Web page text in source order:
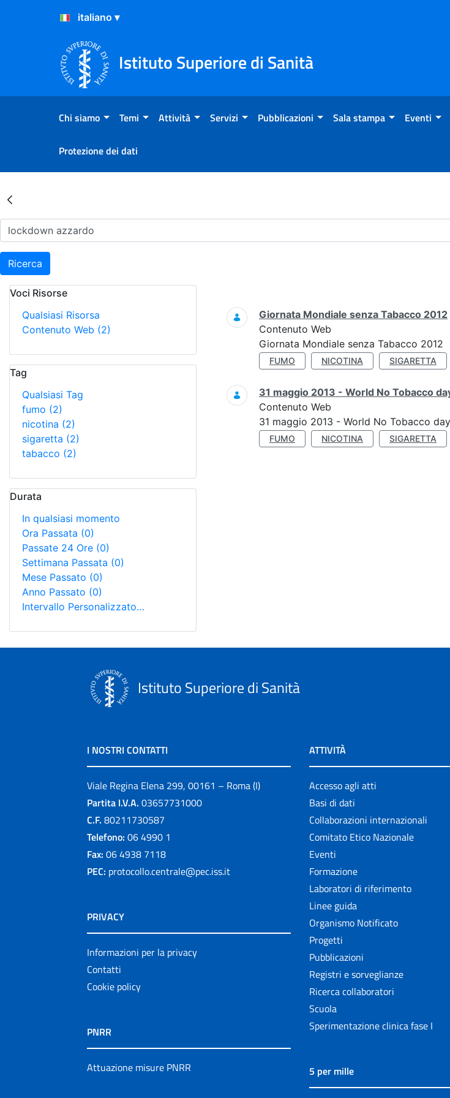
Salta al Contenuto
Salta al Footer
Istituto Superiore di Sanità
Chi siamo Temi Attività Servizi Pubblicazioni Sala stampa Eventi
Protezione dei dati
Risultati della Ricerca - Archivio
Ricerca
Voci Risorse
Qualsiasi Risorsa
Contenuto Web (2)
Tag
Qualsiasi Tag
fumo (2)
nicotina (2)
sigaretta (2)
tabacco (2)
Durata
In qualsiasi momento
Ora Passata (0)
Passate 24 Ore (0)
Settimana Passata (0)
Mese Passato (0)
Anno Passato (0)
Intervallo Personalizzato…
Ricerca
Giornata Mondiale senza Tabacco 2012
Contenuto Web
Giornata Mondiale senza Tabacco 2012
FUMO NICOTINA SIGARETTA
31 maggio 2013 - World No Tobacco
Contenuto Web
31 maggio 2013 - World No Tobacco
FUMO NICOTINA SIGARETTA
Istituto Superiore di Sanità
I NOSTRI CONTATTI
Viale Regina Elena 299, 00161 – Roma (I)
Partita I.V.A. 03657731000
C.F. 80211730587
Telefono: 06 4990 1
Fax: 06 4938 7118
PEC: protocollo.centrale@pec.iss.it
PRIVACY
Informazioni per la privacy
Contatti
Cookie policy
PNRR
Attuazione misure PNRR
ATTIVITÀ
Accesso agli atti
Basi di dati
Collaborazioni internazionali
Comitato Etico Nazionale
Eventi
Formazione
Laboratori di riferimento
Linee guida
Organismo Notificato
Progetti
Pubblicazioni
Registri e sorveglianze
Ricerca collaboratori
Scuola
Sperimentazione clinica fase I
5 per mille